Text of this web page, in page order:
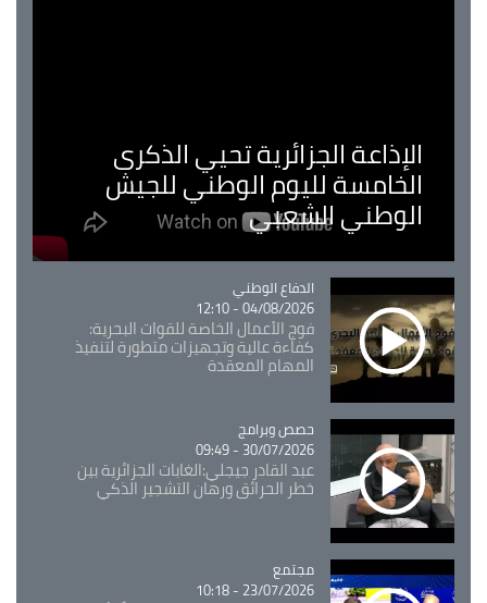
الإذاعة الجزائرية تحيي الذكرى
الخامسة لليوم الوطني للجيش
الوطني الشعبي
Catégorie
الدفاع الوطني
04/08/2026 - 12:10
فوج الأعمال الخاصة للقوات البحرية:
كفاءة عالية وتجهيزات متطورة لتنفيذ
المهام المعقدة
Catégorie
حصص وبرامج
30/07/2026 - 09:49
عبد القادر جيجلي:الغابات الجزائرية بين
خطر الحرائق ورهان التشجير الذكي
Catégorie
مجتمع
23/07/2026 - 10:18